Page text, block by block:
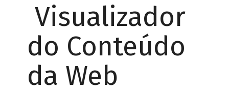
Visualizador
do Conteúdo
da Web